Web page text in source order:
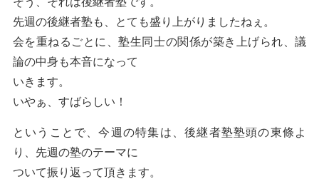
先週の後継者塾も、とても盛り上がりましたねぇ。
会を重ねるごとに、塾生同士の関係が築き上げられ、議
論の中身も本音になって
いきます。
いやぁ、すばらしい！
ということで、今週の特集は、後継者塾塾頭の東條よ
り、先週の塾のテーマに
ついて振り返って頂きます。